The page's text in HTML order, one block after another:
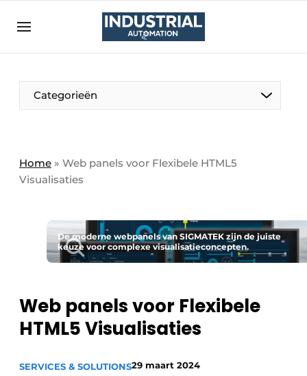
Aanmelden
Bedrijven
Bedrijven
Direct contact
Eigen content aanleveren
Home
Meest gelezen
Podcasts
Privacy / Cookie statement
Vacatures
Categorieën
Home » Web panels voor Flexibele HTML5
Visualisaties
De moderne webpanels van SIGMATEK zijn de juiste
keuze voor complexe visualisatieconcepten.
Web panels voor Flexibele
HTML5 Visualisaties
SERVICES & SOLUTIONS29 maart 2024